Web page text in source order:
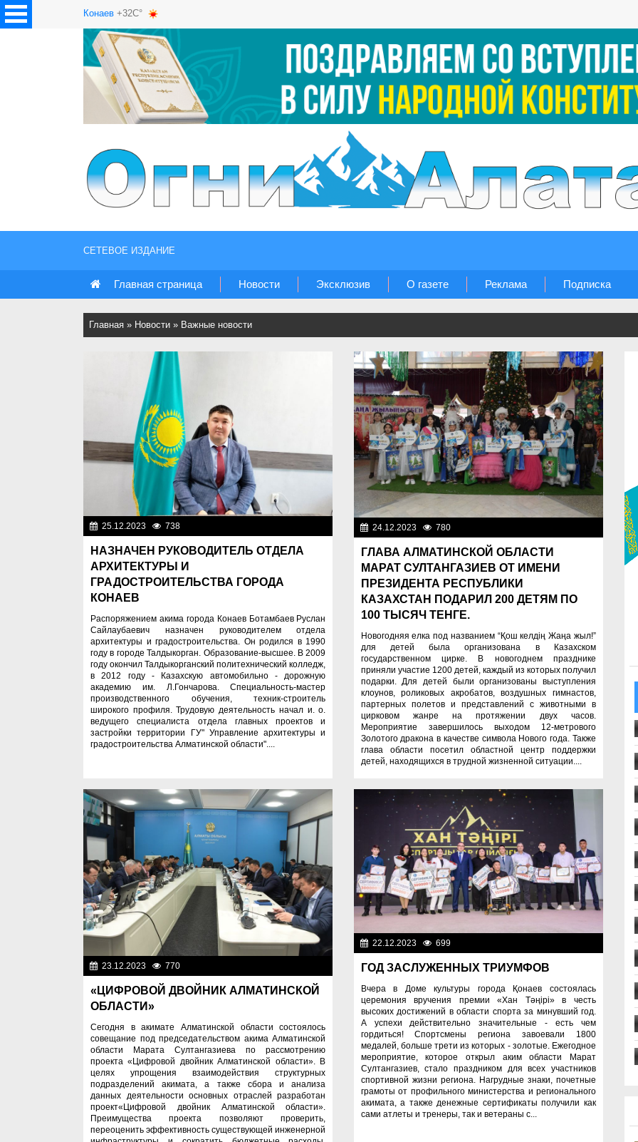
Конаев +32C°
СЕТЕВОЕ ИЗДАНИЕ
Главная страница Новости Эксклюзив О газете Реклама Подписка
Главная » Новости » Важные новости
25.12.2023 738
НАЗНАЧЕН РУКОВОДИТЕЛЬ ОТДЕЛА
АРХИТЕКТУРЫ И
ГРАДОСТРОИТЕЛЬСТВА ГОРОДА
КОНАЕВ
Распоряжением акима города Конаев Ботамбаев Руслан
Сайлаубаевич назначен руководителем отдела
архитектуры и градостроительства. Он родился в 1990
году в городе Талдыкорган. Образование-высшее. В 2009
году окончил Талдыкорганский политехнический колледж,
в 2012 году - Казахскую автомобильно - дорожную
академию им. Л.Гончарова. Специальность-мастер
производственного обучения, техник-строитель
широкого профиля. Трудовую деятельность начал и. о.
ведущего специалиста отдела главных проектов и
застройки территории ГУ" Управление архитектуры и
градостроительства Алматинской области"....
24.12.2023 780
ГЛАВА АЛМАТИНСКОЙ ОБЛАСТИ
МАРАТ СУЛТАНГАЗИЕВ ОТ ИМЕНИ
ПРЕЗИДЕНТА РЕСПУБЛИКИ
КАЗАХСТАН ПОДАРИЛ 200 ДЕТЯМ ПО
100 ТЫСЯЧ ТЕНГЕ.
Новогодняя елка под названием “Қош келдің Жаңа жыл!”
для детей была организована в Казахском
государственном цирке. В новогоднем празднике
приняли участие 1200 детей, каждый из которых получил
подарки. Для детей были организованы выступления
клоунов, роликовых акробатов, воздушных гимнастов,
партерных полетов и представлений с животными в
цирковом жанре на протяжении двух часов.
Мероприятие завершилось выходом 12-метрового
Золотого дракона в качестве символа Нового года. Также
глава области посетил областной центр поддержки
детей, находящихся в трудной жизненной ситуации....
23.12.2023 770
«ЦИФРОВОЙ ДВОЙНИК АЛМАТИНСКОЙ
ОБЛАСТИ»
Сегодня в акимате Алматинской области состоялось
совещание под председательством акима Алматинской
области Марата Султангазиева по рассмотрению
проекта «Цифровой двойник Алматинской области». В
целях упрощения взаимодействия структурных
подразделений акимата, а также сбора и анализа
данных деятельности основных отраслей разработан
проект«Цифровой двойник Алматинской области».
Преимущества проекта позволяют проверить,
переоценить эффективность существующей инженерной
22.12.2023 699
ГОД ЗАСЛУЖЕННЫХ ТРИУМФОВ
Вчера в Доме культуры города Қонаев состоялась
церемония вручения премии «Хан Тәңірі» в честь
высоких достижений в области спорта за минувший год.
А успехи действительно значительные - есть чем
гордиться! Спортсмены региона завоевали 1800
медалей, больше трети из которых - золотые. Ежегодное
мероприятие, которое открыл аким области Марат
Султангазиев, стало праздником для всех участников
спортивной жизни региона. Нагрудные знаки, почетные
грамоты от профильного министерства и регионального
акимата, а также денежные сертификаты получили как
сами атлеты и тренеры, так и ветераны с...